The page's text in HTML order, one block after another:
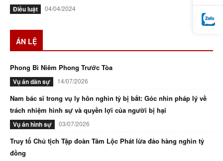
Điều luật 04/04/2024
ÁN LỆ
Phong Bì Niêm Phong Trước Tòa
Vụ án dân sự 14/07/2026
Nam bác sĩ trong vụ ly hôn nghìn tỷ bị bắt: Góc nhìn pháp lý về
trách nhiệm hình sự và quyền lợi của người bị hại
Vụ án hình sự 03/07/2026
Truy tố Chủ tịch Tập đoàn Tâm Lộc Phát lừa đảo hàng nghìn tỷ
đồng